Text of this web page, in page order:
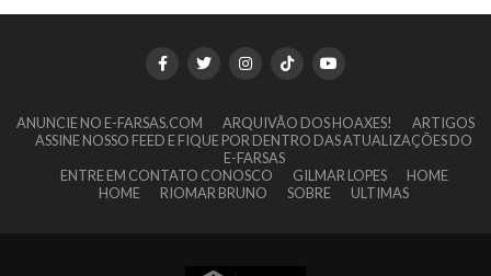
ANUNCIE NO E-FARSAS.COM ARQUIVÃO DOS HOAXES!
ARTIGOS
ASSINE NOSSO FEED E FIQUE POR DENTRO DAS ATUALIZAÇÕES DO
E-FARSAS
ENTRE EM CONTATO CONOSCO
GILMAR LOPES
HOME
HOME
RIOMAR BRUNO SOBRE ULTIMAS